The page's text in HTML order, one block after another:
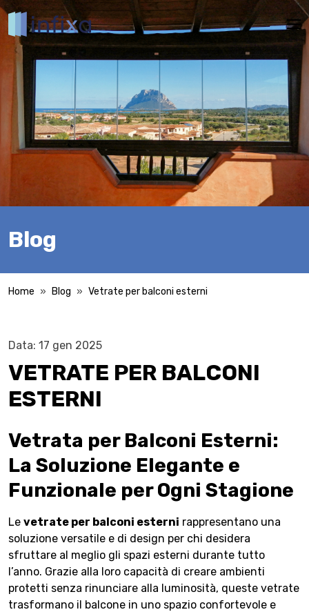
Blog
Home Blog Vetrate per balconi esterni
Data: 17 gen 2025
VETRATE PER BALCONI
ESTERNI
Vetrata per Balconi Esterni:
La Soluzione Elegante e
Funzionale per Ogni Stagione
Le vetrate per balconi esterni rappresentano una
soluzione versatile e di design per chi desidera
sfruttare al meglio gli spazi esterni durante tutto
l’anno. Grazie alla loro capacità di creare ambienti
protetti senza rinunciare alla luminosità, queste vetrate
trasformano il balcone in uno spazio confortevole e